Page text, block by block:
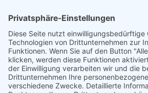
Footer
Cookie-Einstellungen Datenschutz
intern
by